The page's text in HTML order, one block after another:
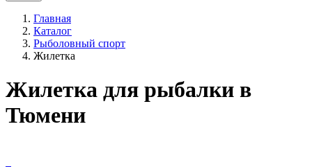
Главная
Каталог
Рыболовный спорт
Жилетка
Жилетка для рыбалки в
Тюмени